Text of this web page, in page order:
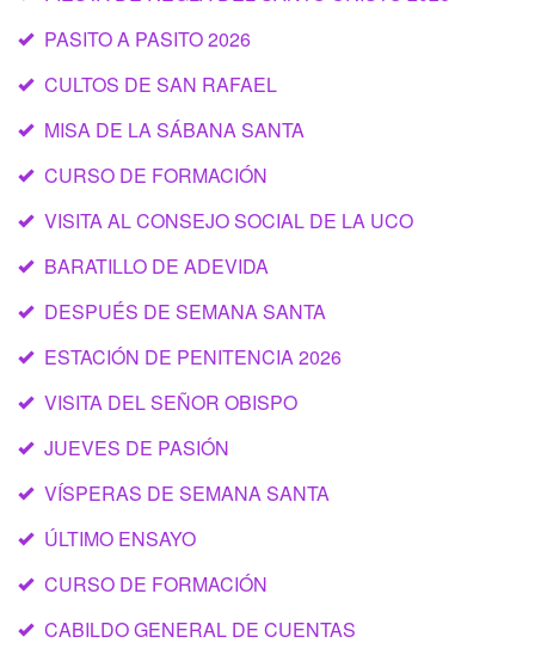
PASITO A PASITO 2026
CULTOS DE SAN RAFAEL
MISA DE LA SÁBANA SANTA
CURSO DE FORMACIÓN
VISITA AL CONSEJO SOCIAL DE LA UCO
BARATILLO DE ADEVIDA
DESPUÉS DE SEMANA SANTA
ESTACIÓN DE PENITENCIA 2026
VISITA DEL SEÑOR OBISPO
JUEVES DE PASIÓN
VÍSPERAS DE SEMANA SANTA
ÚLTIMO ENSAYO
CURSO DE FORMACIÓN
CABILDO GENERAL DE CUENTAS